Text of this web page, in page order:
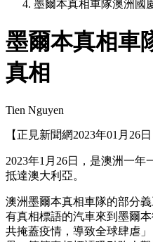
墨爾本真相車隊澳洲國
墨爾本真相車
真相
Tien Nguyen
【正見新聞網2023年01月26日
2023年1月26日，是澳洲一年
抵達澳大利亞。
澳洲墨爾本真相車隊的部分
有真相標語的汽車來到墨爾
共掩蓋疫情，導致全球肆虐